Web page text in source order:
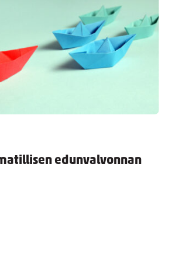
edunvalvonnan